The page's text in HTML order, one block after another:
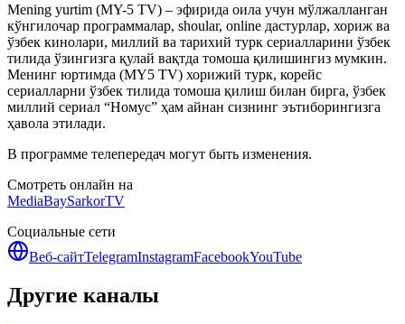
Mening yurtim (MY-5 TV) – эфирида оила учун мўлжалланган
кўнгилочар программалар, shoular, online дастурлар, хориж ва
ўзбек кинолари, миллий ва тарихий турк сериалларини ўзбек
тилида ўзингизга қулай вақтда томоша қилишингиз мумкин.
Менинг юртимда (MY5 TV) хорижий турк, корейс
сериалларни ўзбек тилида томоша қилиш билан бирга, ўзбек
миллий сериал “Номус” ҳам айнан сизнинг эътиборингизга
ҳавола этилади.
В программе телепередач могут быть изменения.
Смотреть онлайн на
MediaBaySarkorTV
Социальные сети
Веб-сайтTelegramInstagramFacebookYouTube
Другие каналы